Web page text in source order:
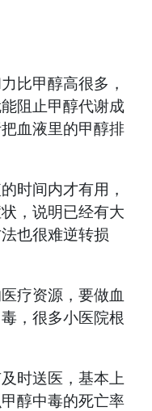
比甲醇高很多，
阻止甲醇代谢成
血液里的甲醇排
时间内才有用，
，说明已经有大
也很难逆转损
疗资源，要做血
，很多小医院根
时送医，基本上
醇中毒的死亡率